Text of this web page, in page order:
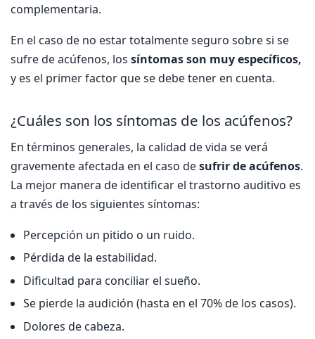
complementaria.
En el caso de no estar totalmente seguro sobre si se
sufre de acúfenos, los síntomas son muy específicos,
y es el primer factor que se debe tener en cuenta.
¿Cuáles son los síntomas de los acúfenos?
En términos generales, la calidad de vida se verá
gravemente afectada en el caso desufrir deacúfenos.
La mejor manera de identificar el trastorno auditivo es
a través de los siguientes síntomas:
Percepción un pitido o un ruido.
Pérdida de la estabilidad.
Dificultad para conciliar el sueño.
Se pierde la audición (hasta en el 70% de los casos).
Dolores de cabeza.